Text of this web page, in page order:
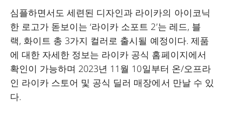
심플하면서도 세련된 디자인과 라이카의 아이코닉
한 로고가 돋보이는 ‘라이카 소포트 2’는 레드, 블
랙, 화이트 총 3가지 컬러로 출시될 예정이다. 제품
에 대한 자세한 정보는 라이카 공식 홈페이지에서
확인이 가능하며 2023년 11월 10일부터 온/오프라
인 라이카 스토어 및 공식 딜러 매장에서 만날 수 있
다.